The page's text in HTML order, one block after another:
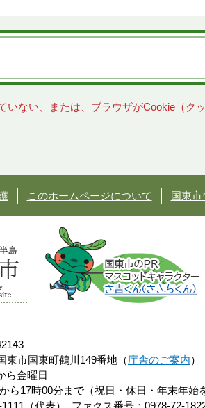
ない、または、ブラウザがCookie（ク
このホームページについて 国東
東市国東町鶴川149番地（庁舎のご案内）
ら金曜日
ら17時00分まで（祝日・休日・年末年始
（代表）
ファクス番号：0978-72-